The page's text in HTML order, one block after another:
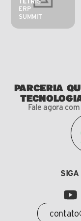
ERP
SUMMIT
PARCERIA
Fale agora